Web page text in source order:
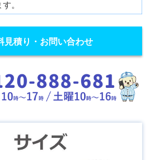
。
見積り・お問い合わせ